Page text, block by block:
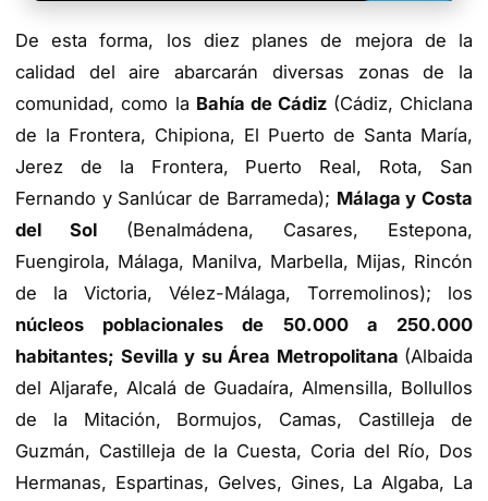
De esta forma, los diez planes de mejora de la
calidad del aire abarcarán diversas zonas de la
comunidad, como la Bahía de Cádiz (Cádiz, Chiclana
de la Frontera, Chipiona, El Puerto de Santa María,
Jerez de la Frontera, Puerto Real, Rota, San
Fernando y Sanlúcar de Barrameda); Málaga y Costa
del Sol (Benalmádena, Casares, Estepona,
Fuengirola, Málaga, Manilva, Marbella, Mijas, Rincón
de la Victoria, Vélez-Málaga, Torremolinos); los
núcleos poblacionales de 50.000 a 250.000
habitantes; Sevilla y su Área Metropolitana (Albaida
del Aljarafe, Alcalá de Guadaíra, Almensilla, Bollullos
de la Mitación, Bormujos, Camas, Castilleja de
Guzmán, Castilleja de la Cuesta, Coria del Río, Dos
Hermanas, Espartinas, Gelves, Gines, La Algaba, La